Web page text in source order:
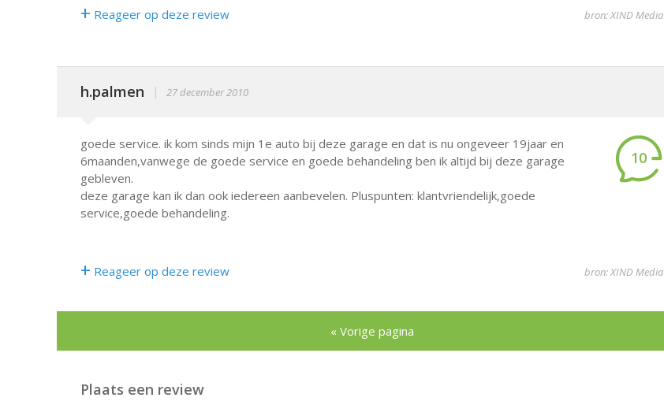
+ Reageer op deze review bron: XIND Media
h.palmen | 27 december 2010
goede service. ik kom sinds mijn 1e auto bij deze garage en dat is nu ongeveer 19jaar en
6maanden,vanwege de goede service en goede behandeling ben ik altijd bij deze garage
gebleven.
deze garage kan ik dan ook iedereen aanbevelen. Pluspunten: klantvriendelijk,goede
service,goede behandeling.
10
+ Reageer op deze review bron: XIND Media
« Vorige pagina
Plaats een review